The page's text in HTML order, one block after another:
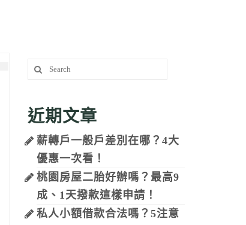
Search
for:
近期文章
薪轉戶一般戶差別在哪？4大
優惠一次看！
桃園房屋二胎好辦嗎？最高9
成、1天撥款這樣申請！
私人小額借款合法嗎？5注意